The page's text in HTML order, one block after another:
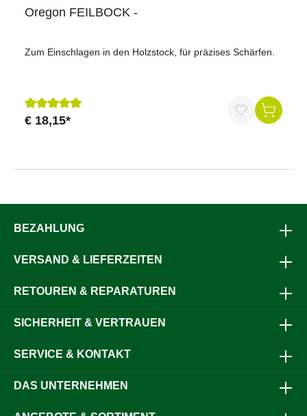
Oregon FEILBOCK -
Zum Einschlagen in den Holzstock, für präzises Schärfen.
Durchschnittliche Bewertung von 5 von 5 Sternen
€ 18,15*
BEZAHLUNG
VERSAND & LIEFERZEITEN
RETOUREN & REPARATUREN
SICHERHEIT & VERTRAUEN
SERVICE & KONTAKT
DAS UNTERNEHMEN